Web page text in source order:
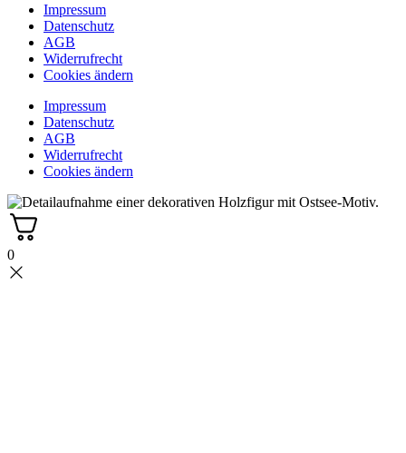
Impressum
Datenschutz
AGB
Widerrufrecht
Cookies ändern
Impressum
Datenschutz
AGB
Widerrufrecht
Cookies ändern
0